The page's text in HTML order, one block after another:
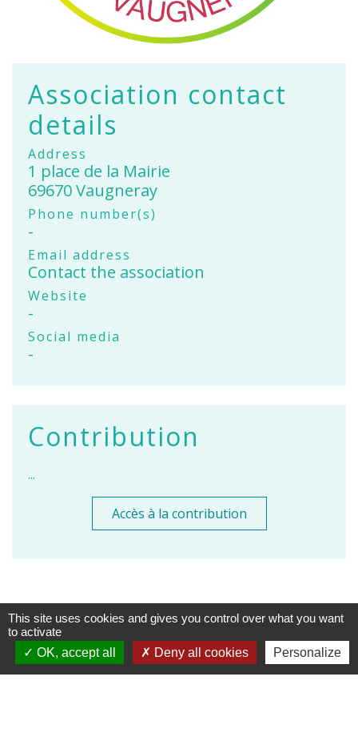
Association contact
details
Address
1 place de la Mairie
69670 Vaugneray
Phone number(s)
-
Email address
Contact the association
Website
-
Social media
-
Contribution
...
Accès à la contribution
Contacts
Commune de Vaugneray
This site uses cookies and gives you control over what you want
to activate
OK, accept all
Deny all cookies Personalize